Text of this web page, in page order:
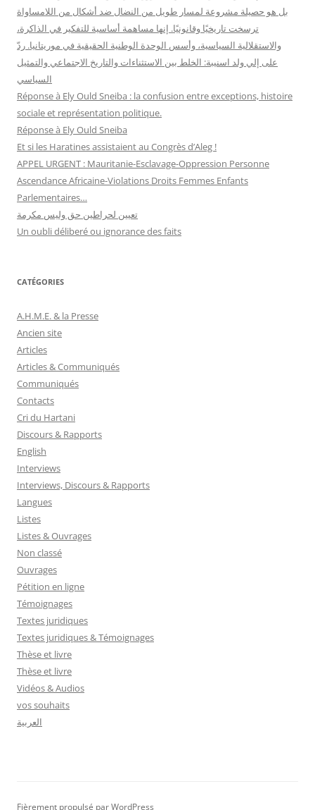
بل هو حصيلة مشروعة لمسار طويل من النضال ضد أشكال من اللامساواة
ترسخت تاريخيًا وقانونيًا. إنها مساهمة أساسية للتفكير في الذاكرة،
والاستقلالية السياسية، وأسس الوحدة الوطنية الحقيقية في موريتانيا. ردّ
على إلي ولد اسنيبة: الخلط بين الاستثناءات والتاريخ الاجتماعي والتمثيل
السياسي
Réponse à Ely Ould Sneiba : la confusion entre exceptions, histoire
sociale et représentation politique.
Réponse à Ely Ould Sneiba
Et si les Haratines assistaient au Congrès d’Aleg !
APPEL URGENT : Mauritanie-Esclavage-Oppression Personne
Ascendance Africaine-Violations Droits Femmes Enfants
Parlementaires…
تعيين لحراطين حق وليس مكرمة
Un oubli déliberé ou ignorance des faits
CATÉGORIES
A.H.M.E. & la Presse
Ancien site
Articles
Articles & Communiqués
Communiqués
Contacts
Cri du Hartani
Discours & Rapports
English
Interviews
Interviews, Discours & Rapports
Langues
Listes
Listes & Ouvrages
Non classé
Ouvrages
Pétition en ligne
Témoignages
Textes juridiques
Textes juridiques & Témoignages
Thèse et livre
Thèse et livre
Vidéos & Audios
vos souhaits
العربية
Fièrement propulsé par WordPress